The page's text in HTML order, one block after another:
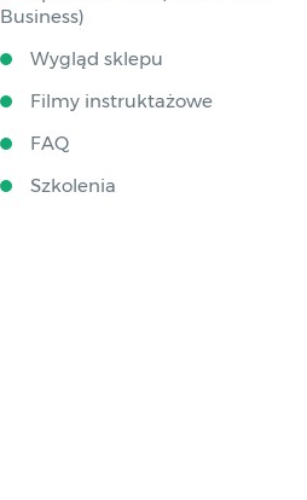
Business)
Wygląd sklepu
Filmy instruktażowe
FAQ
Szkolenia